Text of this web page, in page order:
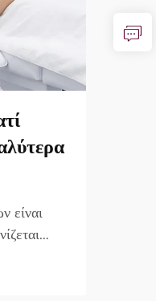
είναι